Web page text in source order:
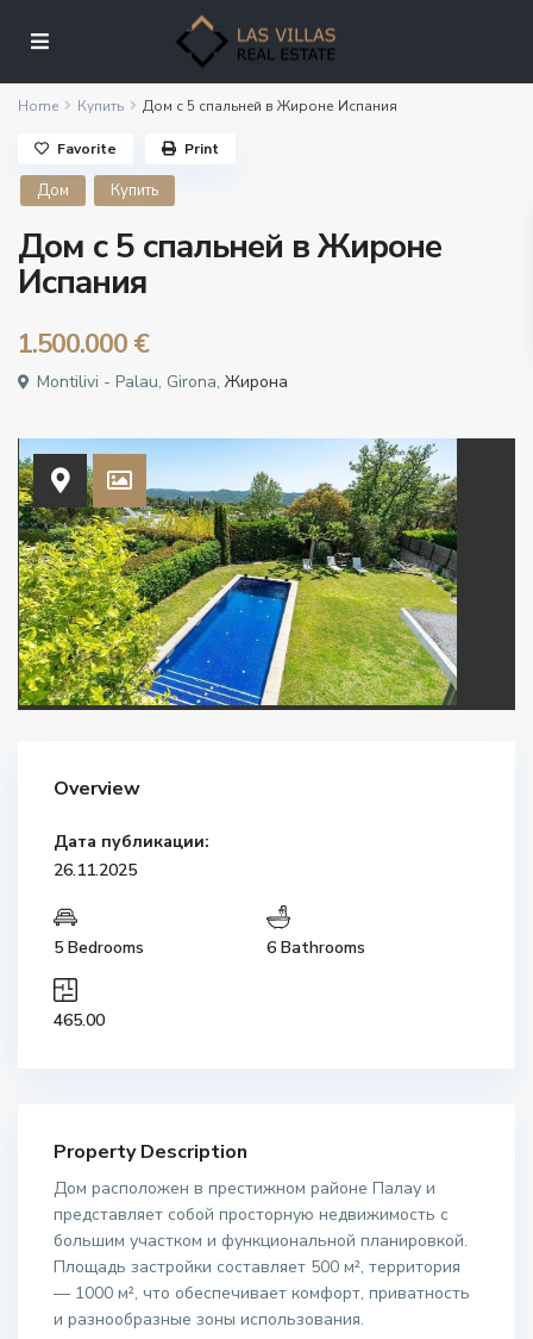
Home Купить Дом с 5 спальнeй в Жироне Испания
Дом Купить
Дом с 5 спальнeй в Жироне
Испания
1.500.000 €
Montilivi - Palau, Girona,Жирона
Favorite Print
Overview
Дата публикации:
26.11.2025
5 Bedrooms 6 Bathrooms
465.00
Property Description
Дом расположен в престижном районе Палау и
представляет собой просторную недвижимость с
большим участком и функциональной планировкой.
Площадь застройки составляет 500 м², территория
— 1000 м², что обеспечивает комфорт, приватность
и разнообразные зоны использования.